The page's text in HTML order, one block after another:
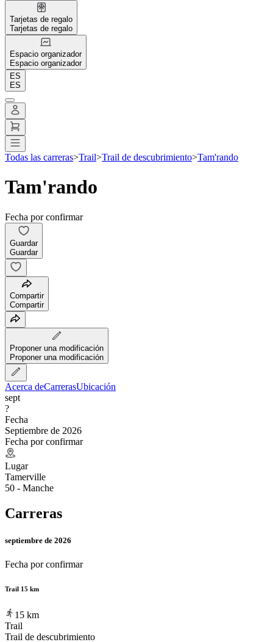
Tarjetas de regalo
Tarjetas de regalo
Espacio organizador
Espacio organizador
ES
ES
Todas las carreras>Trail>Trail de descubrimiento>Tam'rando
Tam'rando
Fecha por confirmar
Guardar
Guardar
Compartir
Compartir
Proponer una modificación
Proponer una modificación
Acerca deCarrerasUbicación
sept
?
Fecha
Septiembre de 2026
Fecha por confirmar
Lugar
Tamerville
50 - Manche
Carreras
septiembre de 2026
Fecha por confirmar
Trail 15 km
15 km
Trail
Trail de descubrimiento